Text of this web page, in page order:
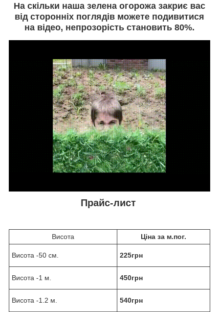
На скільки наша зелена огорожа закриє вас
від сторонніх поглядів можете подивитися
на відео, непрозорість становить 80%.
Прайс-лист
Висота Ціна за м.пог.
Висота -50 см. 225грн
Висота -1 м. 450грн
Висота -1.2 м. 540грн